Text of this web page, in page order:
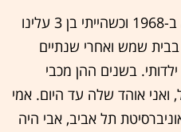
נולדתי בליטא ב-1968 וכשהייתי בן 3 עלינו
שמש ואחרי שנתיים
בשנים ההן מכבי
ואני אוהד שלה עד היום. אמי
תל אביב, אבי היה